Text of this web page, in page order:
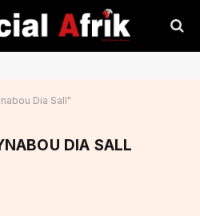
Dia Sall"
DIA SALL